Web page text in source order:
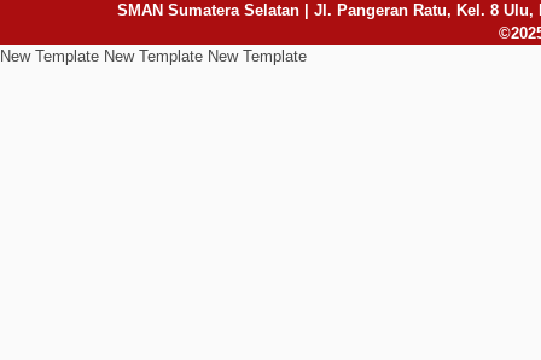
SMAN Sumatera Selatan | Jl. Pangeran Ratu, Kel. 8 Ulu,
New Template New Template New Template